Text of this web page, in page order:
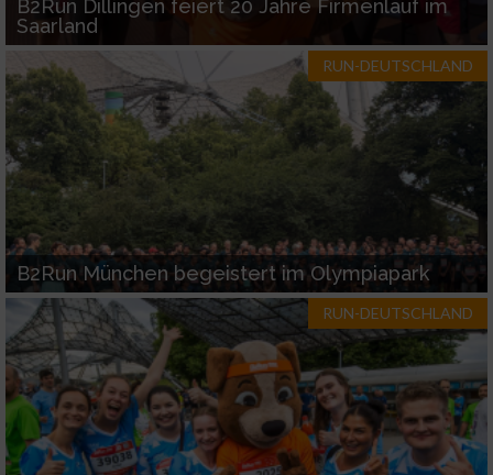
B2Run Dillingen feiert 20 Jahre Firmenlauf im
Saarland
RUN-DEUTSCHLAND
B2Run München begeistert im Olympiapark
RUN-DEUTSCHLAND